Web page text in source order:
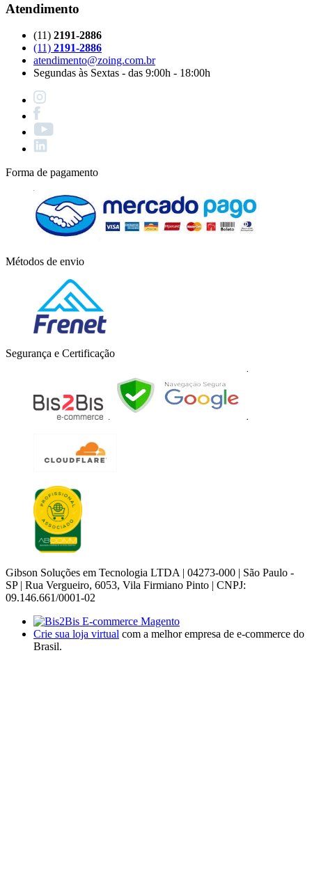
Atendimento
(11) 2191-2886
(11) 2191-2886
atendimento@zoing.com.br
Segundas às Sextas - das 9:00h - 18:00h
Forma de pagamento
Métodos de envio
Segurança e Certificação
Gibson Soluções em Tecnologia LTDA | 04273-000 | São Paulo -
SP | Rua Vergueiro, 6053, Vila Firmiano Pinto | CNPJ:
09.146.661/0001-02
Crie sua loja virtual com a melhor empresa de e-commerce do
Brasil.